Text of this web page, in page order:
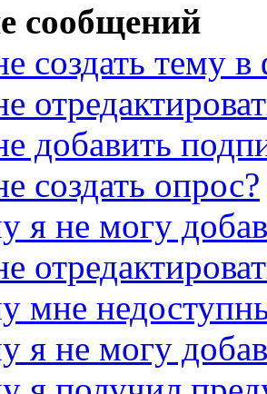
сообщений
создать тему
добавить
создать опрос?
я не могу
мне
я не могу